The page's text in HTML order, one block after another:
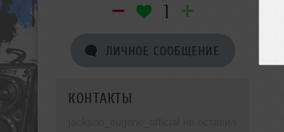
1
ЛИЧНОЕ СООБЩЕНИЕ
КОНТАКТЫ